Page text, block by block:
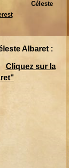
Céleste
Albaret :
Cliquez sur la